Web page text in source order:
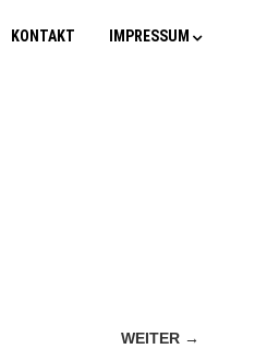
KONTAKT IMPRESSUM
WEITER →